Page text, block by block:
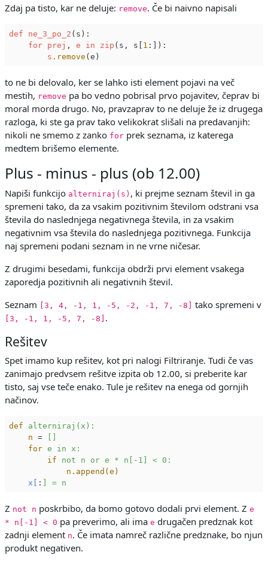
Zdaj pa tisto, kar ne deluje: remove. Če bi naivno napisali
def ne_3_po_2 (s):
for
prej , e in zip (s, s[ 1 :]):
s .remove
to ne bi delovalo, ker se lahko isti element pojavi na več
mestih, remove pa bo vedno pobrisal prvo pojavitev, čeprav bi
moral morda drugo. No, pravzaprav to ne deluje že iz drugega
razloga, ki ste ga prav tako velikokrat slišali na predavanjih:
nikoli ne smemo z zanko for prek seznama, iz katerega
medtem brišemo elemente.
Plus - minus - plus (ob 12.00)
Napiši funkcijo alterniraj(s) , ki prejme seznam števil in ga
spremeni tako, da za vsakim pozitivnim številom odstrani vsa
števila do naslednjega negativnega števila, in za vsakim
negativnim vsa števila do naslednjega pozitivnega. Funkcija
naj spremeni podani seznam in ne vrne ničesar.
Z drugimi besedami, funkcija obdrži prvi element vsakega
zaporedja pozitivnih ali negativnih števil.
Seznam
[3, 4, -1, 1, -5, -2, -1, 7, -8] tako spremeni v
[3, -1, 1, -5, 7, -8] .
Rešitev
Spet imamo kup rešitev, kot pri nalogi Filtriranje. Tudi če vas
zanimajo predvsem rešitve izpita ob 12.00, si preberite kar
tisto, saj vse teče enako. Tule je rešitev na enega od gornjih
načinov.
def
alterniraj(x):
n =
for e in x:
if
not n or e * n[-1] < 0:
n.append(e)
x[
: ] = n
Z not n poskrbibo, da bomo gotovo dodali prvi element. Z e
* n[-1] < 0 pa preverimo, ali ima e drugačen predznak kot
zadnji element n. Če imata namreč različne predznake, bo njun
produkt negativen.